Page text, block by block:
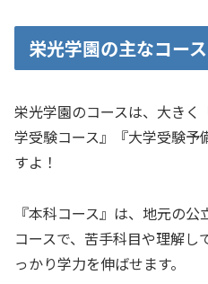
栄光学園の主なコー
栄光学園のコースは、大きく
学受験コース』『大学受験予
すよ！
『本科コース』は、地元の
コースで、苦手科目や理解し
っかり学力を伸ばせます。